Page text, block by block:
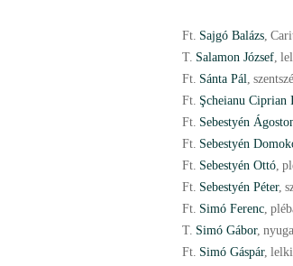
Ft. Sajgó Balázs,
T. Salamon József,
Ft. Sánta Pál,
Ft. Şcheianu Ciprian
Ft. Sebestyén
Ft. Sebestyén
Ft. Sebestyén Ottó,
Ft. Sebestyén Péter,
Ft. Simó Ferenc,
T. Simó Gábor,
Ft. Simó Gáspár,